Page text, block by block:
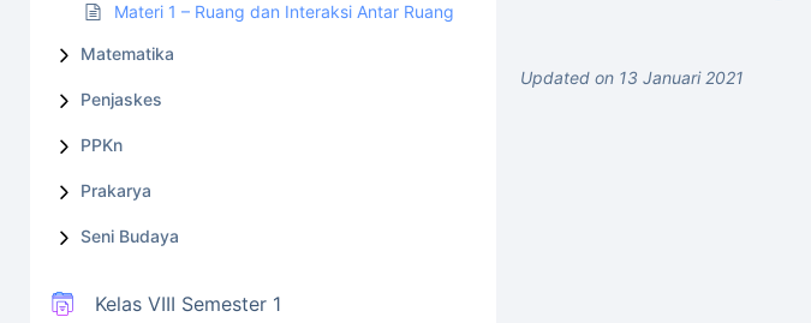
Materi 1 – Ruang dan Interaksi Antar Ruang
Matematika
Penjaskes
PPKn
Prakarya
Seni Budaya
Kelas VIII Semester 1
Updated on 13 Januari 2021